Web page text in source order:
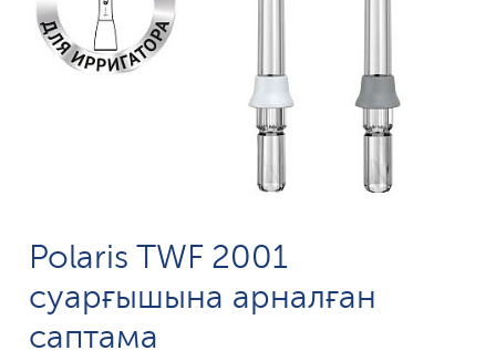
Polaris TWF 2001
суарғышына арналған
саптама